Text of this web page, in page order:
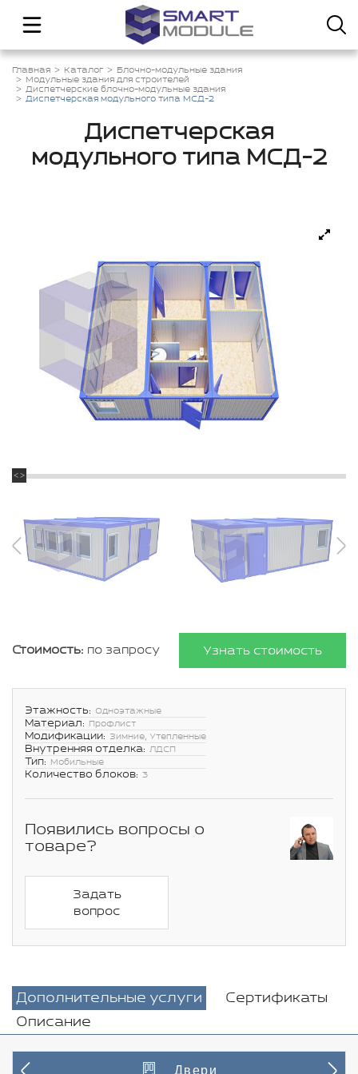
Главная Каталог
Блочно-модульные здания
Модульные здания для строителей
Диспетчерские блочно-модульные здания
Диспетчерская модульного типа МСД-2
Диспетчерская
модульного типа МСД-2
Стоимость: по запросу Узнать стоимость
Этажность: Одноэтажные
Материал: Профлист
Модификации: Зимние, Утепленные
Внутренняя отделка: ЛДСП
Тип: Мобильные
Количество блоков: 3
Появились вопросы о
товаре?
Задать
вопрос
Дополнительные услуги
Сертификаты
Описание
Двери